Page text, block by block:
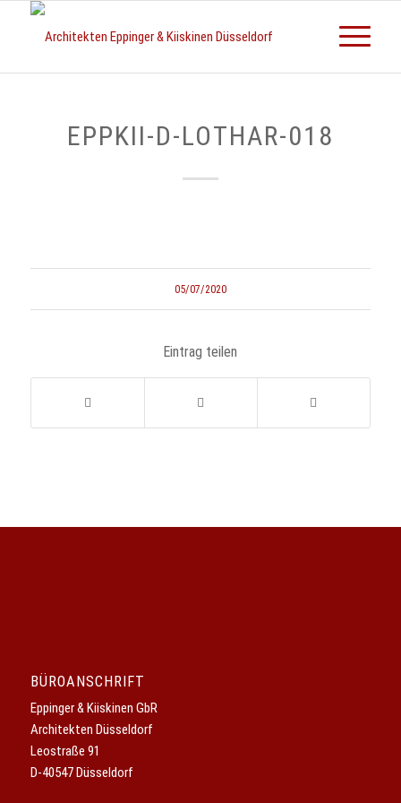
EPPKII-D-LOTHAR-018
05/07/2020
Eintrag teilen
BÜROANSCHRIFT
Eppinger & Kiiskinen GbR
Architekten Düsseldorf
Leostraße 91
D-40547 Düsseldorf